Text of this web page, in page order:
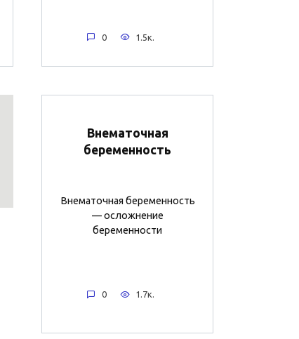
0 1.5к.
Внематочная
беременность
Внематочная беременность
— осложнение
беременности
0 1.7к.